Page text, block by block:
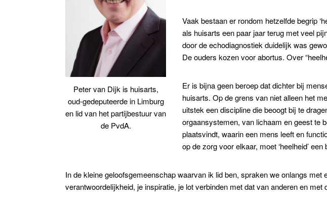
Peter van Dijk is huisarts,
oud-gedeputeerde in Limburg
en lid van het partijbestuur van
de PvdA.
Vaak bestaan er rondom hetzelfde begrip
als huisarts een paar jaar terug met veel
door de echodiagnostiek duidelijk was
De ouders kozen voor abortus. Over
Er is bijna geen beroep dat dichter bij
huisarts. Op de grens van niet alleen het
uitstek een discipline die beoogt bij te
orgaansystemen, van lichaam en geest te
plaatsvindt, waarin een mens leeft en
op de zorg voor elkaar, moet ‘heelheid’
In de kleine geloofsgemeenschap waarvan ik lid ben, spraken we onlangs met
verantwoordelijkheid, je inspiratie, je lot verbinden met dat van anderen en met